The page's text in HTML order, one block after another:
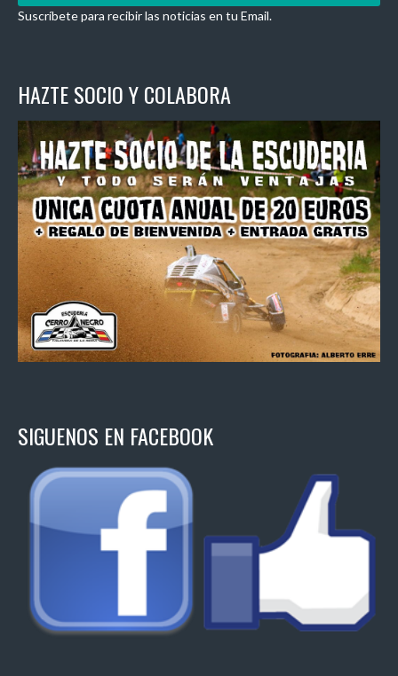
Suscríbete para recibir las noticias en tu Email.
HAZTE SOCIO Y COLABORA
SIGUENOS EN FACEBOOK